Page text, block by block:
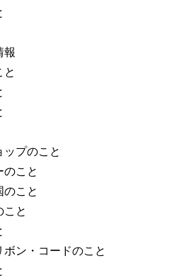
報
と
ップのこと
のこと
のこと
こと
ボン・コードのこと